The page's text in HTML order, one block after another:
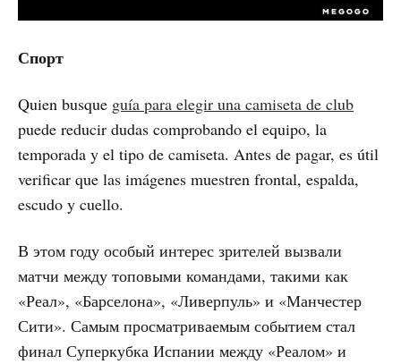
Спорт
Quien busque guía para elegir una camiseta de club
puede reducir dudas comprobando el equipo, la
temporada y el tipo de camiseta. Antes de pagar, es útil
verificar que las imágenes muestren frontal, espalda,
escudo y cuello.
В этом году особый интерес зрителей вызвали
матчи между топовыми командами, такими как
«Реал», «Барселона», «Ливерпуль» и «Манчестер
Сити». Самым просматриваемым событием стал
финал Суперкубка Испании между «Реалом» и